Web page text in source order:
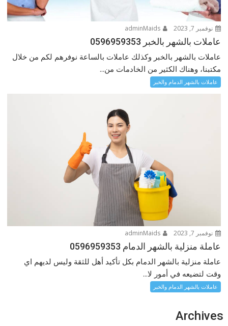
نوفمبر 7, 2023 adminMaids
عاملات بالشهر بالخبر 0596959353
عاملات بالشهر بالخبر وكذلك عاملات بالساعة نوفرهم لكم من خلال
مكتبنا، وهناك الكثير من الخادمات من...
عاملات بالشهر الدمام والخبر
نوفمبر 7, 2023 adminMaids
عاملة منزلية بالشهر الدمام 0596959353
عاملة منزلية بالشهر الدمام بكل تأكيد أهل للثقة وليس لديهم اي
وقت لتضيعه في أمور لا...
عاملات بالشهر الدمام والخبر
Archives